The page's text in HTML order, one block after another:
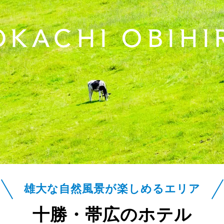
雄大な自然風景が楽しめるエリア
十勝・帯広のホテル